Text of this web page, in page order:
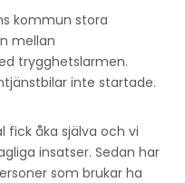
kommun stora
mellan
trygghetslarmen.
inte startade.
fick åka själva och vi
insatser. Sedan har
som brukar ha